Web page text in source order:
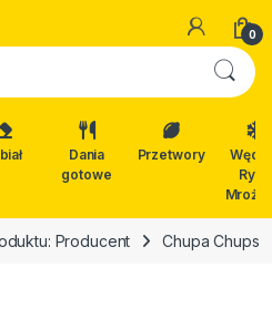
0
Dania
gotowe
Przetwory
Ryby
Producent Chupa Chups